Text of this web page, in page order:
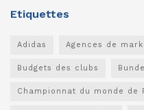
Etiquettes
Adidas Agences de
Budgets des clubs
Championnat du monde de